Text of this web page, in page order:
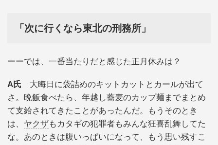
「次に行くなら東北の刑務所」
ーーでは、一番当たりだと感じた正月休みは？
A氏 大晦日に袋詰めのキットカットとカールが出て
さ。晩飯食べたら、年越し蕎麦のカップ麺までまとめ
て支給されてきたことがあったんだ。もうそのとき
は、 ヤクザもカタギの犯罪者もみんな狂喜乱舞してた
な。あのときは腹いっぱいになって、もう思い残すこ